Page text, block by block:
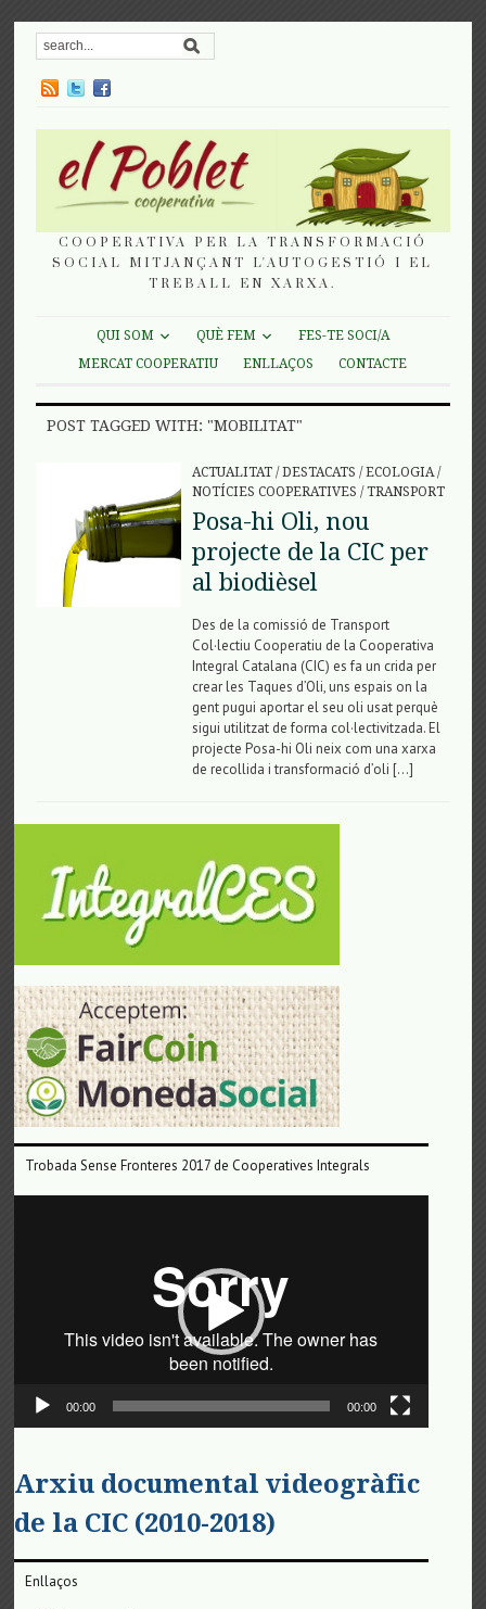
COOPERATIVA PER LA TRANSFORMACIÓ
SOCIAL MITJANÇANT L'AUTOGESTIÓ I EL
TREBALL EN XARXA.
QUI SOM QUÈ FEM
FES-TE SOCI/A
MERCAT COOPERATIU
ENLLAÇOS CONTACTE
POST TAGGED WITH: "MOBILITAT"
ACTUALITAT/DESTACATS /ECOLOGIA/
NOTÍCIES COOPERATIVES /TRANSPORT
Posa-hi Oli, nou
projecte de la CIC per
al biodièsel
Des de la comissió de Transport
Col·lectiu Cooperatiu de la Cooperativa
Integral Catalana (CIC) es fa un crida per
crear les Taques d’Oli, uns espais on la
gent pugui aportar el seu oli usat perquè
sigui utilitzat de forma col·lectivitzada. El
projecte Posa-hi Oli neix com una xarxa
de recollida i transformació d’oli […]
Trobada Sense Fronteres 2017 de Cooperatives Integrals
00:00 00:00
Arxiu documental videogràfic
de la CIC (2010-2018)
Enllaços